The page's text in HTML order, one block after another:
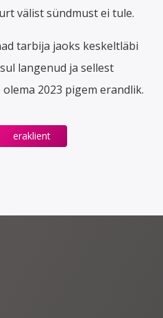
välist sündmust ei tule.
tarbija jaoks keskeltläbi
langenud ja sellest
2023 pigem erandlik.
eraklient